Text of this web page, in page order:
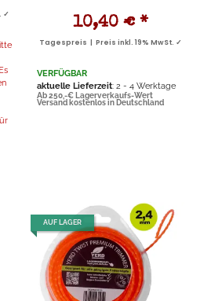
✓
Es
10,40 € *
Tagespreis | Preis inkl. 19% MwSt. ✓
VERFÜGBAR
aktuelle Lieferzeit: 2 - 4 Werktage
Ab 250,-€ Lagerverkaufs-Wert
Versand kostenlos in Deutschland
AUF LAGER